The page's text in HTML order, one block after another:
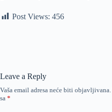
Post Views: 456
Leave a Reply
Vaša email adresa neće biti objavljivana.
sa *